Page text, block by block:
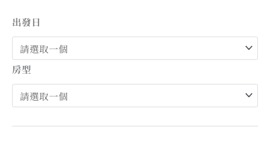
到
出發日
房型